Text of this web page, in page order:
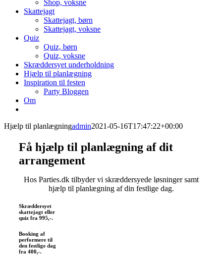
Shop, voksne
Skattejagt
Skattejagt, børn
Skattejagt, voksne
Quiz
Quiz, børn
Quiz, voksne
Skræddersyet underholdning
Hjælp til planlægning
Inspiration til festen
Party Bloggen
Om
Hjælp til planlægningadmin2021-05-16T17:47:22+00:00
Få hjælp til planlægning af dit
arrangement
Hos Parties.dk tilbyder vi skræddersyede løsninger samt
hjælp til planlægning af din festlige dag.
Skræddersyet
skattejagt eller
quiz fra 995,-.
Booking af
performere til
den festlige dag
fra 400,-.